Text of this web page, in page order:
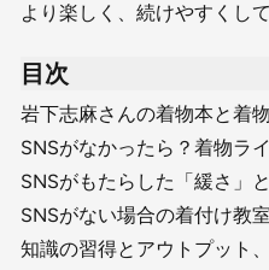
より楽しく、続けやすくし
目次
岩下志麻さんの着物本と着
SNSがなかったら？着物ラ
SNSがもたらした「緩さ」
SNSがない場合の着付け教
知識の習得とアウトプット